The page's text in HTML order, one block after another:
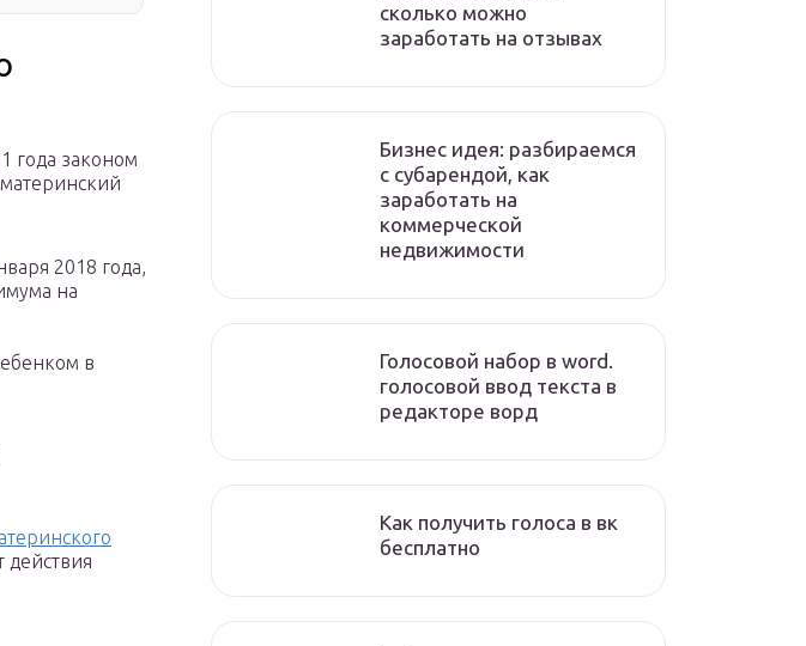
года законом
2018 года,
на
в
сколько можно
заработать на отзывах
Бизнес идея: разбираемся
с субарендой, как
заработать на
коммерческой
недвижимости
Голосовой набор в word.
голосовой ввод текста в
редакторе ворд
Как получить голоса в вк
бесплатно